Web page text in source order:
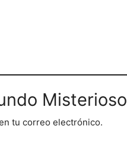
Misterioso
tu correo electrónico.